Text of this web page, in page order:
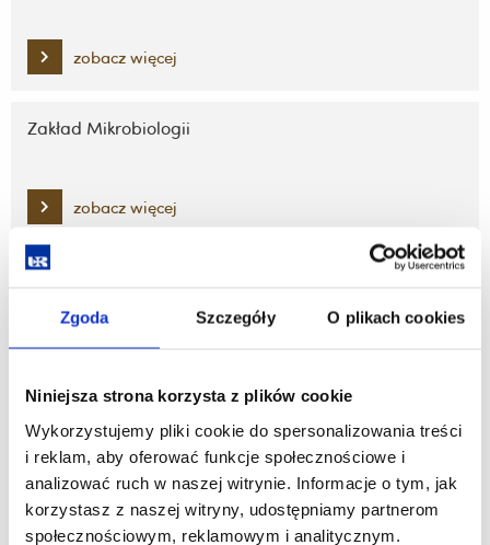
Zgoda Szczegóły O plikach cookies
Niniejsza strona korzysta z plików cookie
Wykorzystujemy pliki cookie do spersonalizowania treści
i reklam, aby oferować funkcje społecznościowe i
analizować ruch w naszej witrynie. Informacje o tym, jak
korzystasz z naszej witryny, udostępniamy partnerom
społecznościowym, reklamowym i analitycznym.
zobacz więcej
Zakład Mikrobiologii
zobacz więcej
Zakład Neurologii
zobacz więcej